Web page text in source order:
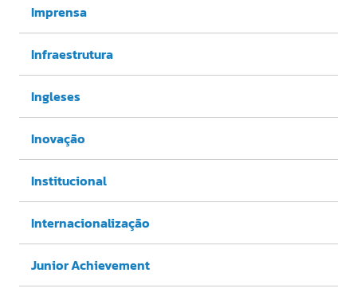
Imprensa
Infraestrutura
Ingleses
Inovação
Institucional
Internacionalização
Junior Achievement